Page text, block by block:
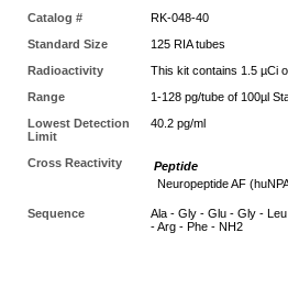
Catalog #
RK-048-40
Standard Size
125 RIA tubes
Radioactivity
This kit contains 1.5 µCi
Range
1-128 pg/tube of 100µl
Lowest Detection
Limit
40.2 pg/ml
Cross Reactivity
Peptide
Neuropeptide AF
Sequence
Ala - Gly - Glu - Gly -
- Arg - Phe - NH2